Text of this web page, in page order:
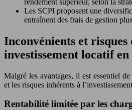
Les SCPI proposent une
entraînent des frais de gestion
Inconvénients et risques
investissement locatif
Malgré les avantages, il est essentiel
et les risques inhérents à
Rentabilité limitée par les